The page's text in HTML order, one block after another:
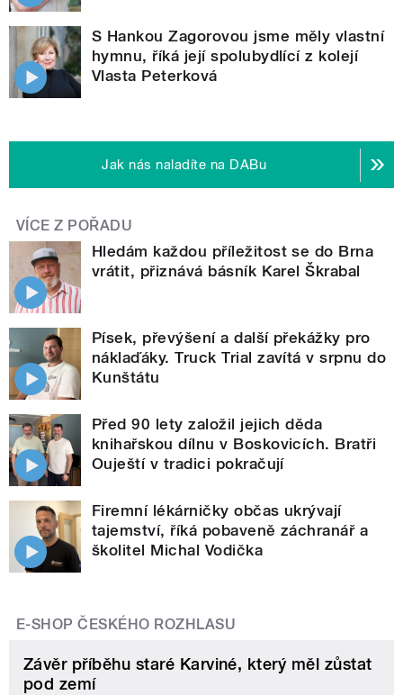
S Hankou Zagorovou jsme měly vlastní
hymnu, říká její spolubydlící z kolejí
Vlasta Peterková
Jak nás naladíte na DABu
VÍCE Z POŘADU
Hledám každou příležitost se do Brna
vrátit, přiznává básník Karel Škrabal
Písek, převýšení a další překážky pro
náklaďáky. Truck Trial zavítá v srpnu do
Kunštátu
Před 90 lety založil jejich děda
knihařskou dílnu v Boskovicích. Bratři
Ouještí v tradici pokračují
Firemní lékárničky občas ukrývají
tajemství, říká pobaveně záchranář a
školitel Michal Vodička
E-SHOP ČESKÉHO ROZHLASU
Závěr příběhu staré Karviné, který měl zůstat
pod zemí